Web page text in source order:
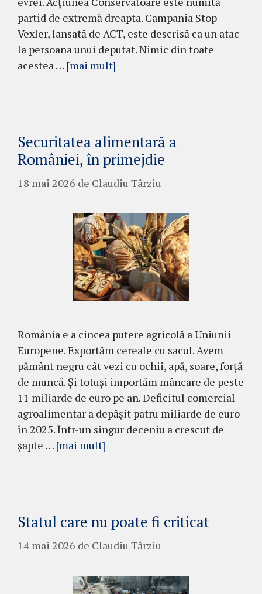
partid de extremă dreapta. Campania Stop
Vexler, lansată de ACT, este descrisă ca un atac
la persoana unui deputat. Nimic din toate
acestea … [mai mult]
Securitatea alimentară a
României, în primejdie
18 mai 2026 de Claudiu Târziu
România e a cincea putere agricolă a Uniunii
Europene. Exportăm cereale cu sacul. Avem
pământ negru cât vezi cu ochii, apă, soare, forță
de muncă. Și totuși importăm mâncare de peste
11 miliarde de euro pe an. Deficitul comercial
agroalimentar a depășit patru miliarde de euro
în 2025. Într-un singur deceniu a crescut de
șapte … [mai mult]
Statul care nu poate fi criticat
14 mai 2026 de Claudiu Târziu